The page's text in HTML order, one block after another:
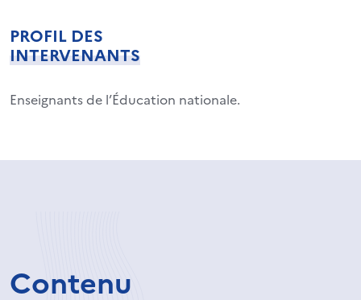
PROFIL DES
INTERVENANTS
Enseignants de l’Éducation nationale.
Contenu